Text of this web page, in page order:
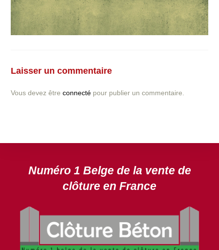
Laisser un commentaire
Vous devez êtreconnecté pour publier un commentaire.
N’hésitez pas à nous contacter ! nous vous proposerons
projet.
Numéro 1 Belge de la vente de
clôture en France